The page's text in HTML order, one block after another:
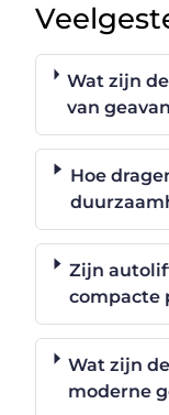
Wat zijn
van
Hoe
Zijn
compacte
Wat zijn
moderne